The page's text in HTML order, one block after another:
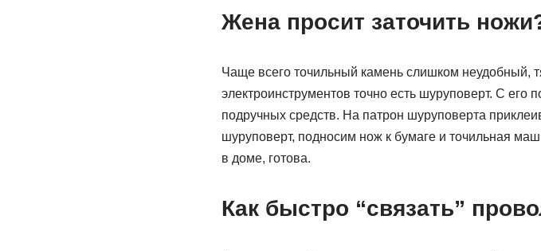
Жена просит заточить
Чаще всего точильный камень слишком
электроинструментов точно есть шуруповерт. С
подручных средств. На патрон шуруповерта
шуруповерт, подносим нож к бумаге и точильная
в доме, готова.
Как быстро “связать”